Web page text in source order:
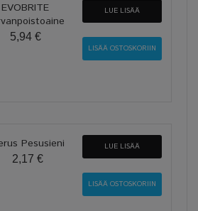
EVOBRITE
5,94 €
LUE LISÄÄ
Pesusieni
2,17 €
LUE LISÄÄ